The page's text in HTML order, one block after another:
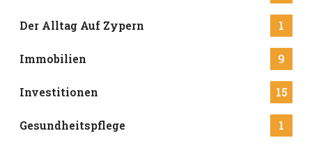
Der Alltag Auf Zypern 1
Immobilien 9
Investitionen 15
Gesundheitspflege 1